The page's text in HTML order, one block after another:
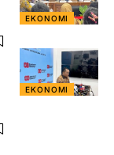
EKONOMI
EKONOMI